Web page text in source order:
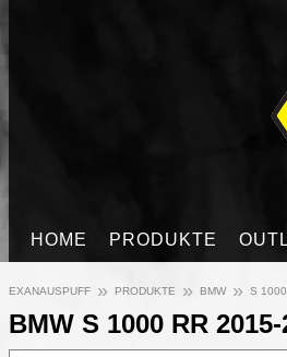
HOME PRODUKTE
EXANAUSPUFF » PRODUKTE » BMW » S
BMW S 1000 RR